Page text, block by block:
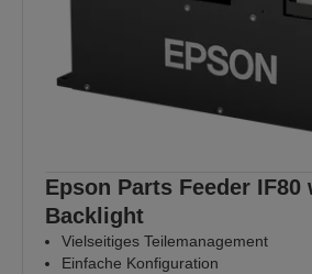
Epson Parts Feeder
Backlight
Vielseitiges Teilemanagement
Einfache Konfiguration